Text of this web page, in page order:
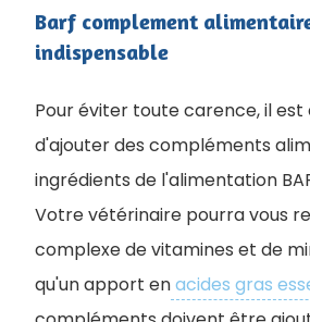
Barf complement
indispensable
Pour éviter toute carence, il est
d'ajouter des compléments
ingrédients de l'alimentation
Votre vétérinaire pourra vous
complexe de vitamines et de
qu'un apport enacides gras